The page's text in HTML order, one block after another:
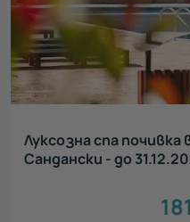
Луксозна спа
Сандански - до